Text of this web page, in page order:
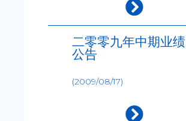
二零零九年中期业绩
公告
(2009/08/17)